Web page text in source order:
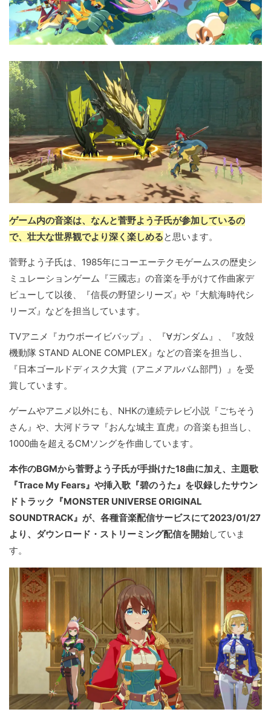
ゲーム内の音楽は、なんと菅野よう子氏が参加しているの
で、壮大な世界観でより深く楽しめると思います。
菅野よう子氏は、1985年にコーエーテクモゲームスの歴史シ
ミュレーションゲーム『三國志』の音楽を手がけて作曲家デ
ビューして以後、『信長の野望シリーズ』や『大航海時代シ
リーズ』などを担当しています。
TVアニメ『カウボーイビバップ』、『∀ガンダム』、『攻殻
機動隊 STAND ALONE COMPLEX』などの音楽を担当し、
『日本ゴールドディスク大賞（アニメアルバム部門）』を受
賞しています。
ゲームやアニメ以外にも、NHKの連続テレビ小説『ごちそう
さん』や、大河ドラマ『おんな城主 直虎』の音楽も担当し、
1000曲を超えるCMソングを作曲しています。
本作のBGMから菅野よう子氏が手掛けた18曲に加え、主題歌
『Trace My Fears』や挿入歌『碧のうた』を収録したサウン
ドトラック『MONSTER UNIVERSE ORIGINAL
SOUNDTRACK』が、各種音楽配信サービスにて2023/01/27
より、ダウンロード・ストリーミング配信を開始していま
す。